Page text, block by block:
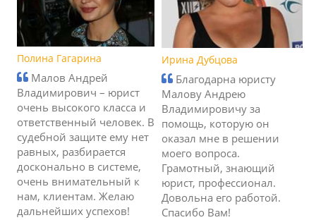
Полина Гагарина
Малов Андрей
Владимирович – юрист
очень высокого класса и
ответственный человек. В
судебной защите ему нет
равных, разбирается
досконально в системе,
очень внимательный к
нам, клиентам. Желаю
дальнейших успехов!
Ирина Дубцова
Благодарна юристу
Малову Андрею
Владимировичу за
помощь, которую он
оказал мне в решении
моего вопроса.
Грамотный, знающий
юрист, профессионал.
Довольна его работой.
Спасибо Вам!